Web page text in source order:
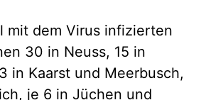
mit dem Virus infizierten
30 in Neuss, 15 in
in Kaarst und Meerbusch,
je 6 in Jüchen und